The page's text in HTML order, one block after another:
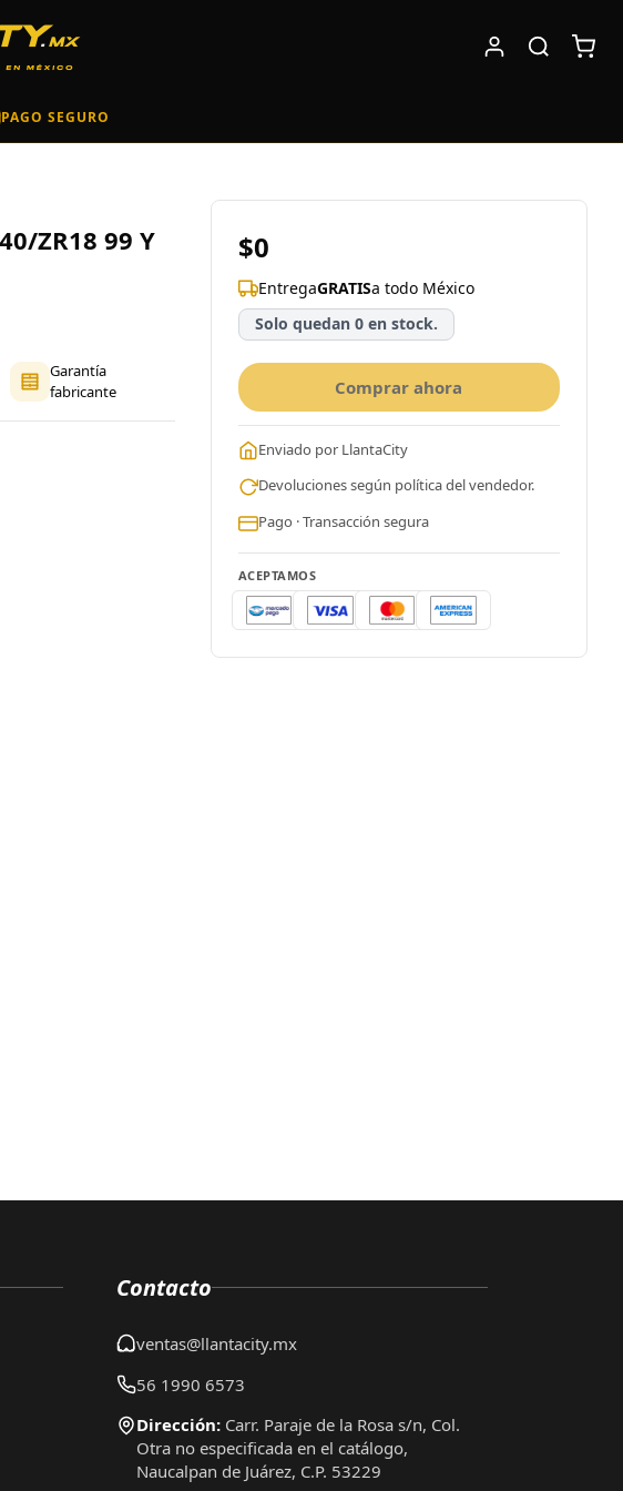
PAGO SEGURO
ZR18 99 Y
Garantía
fabricante
$0
EntregaGRATISa todo México
Solo quedan 0 en stock.
Comprar ahora
Enviado por LlantaCity
Devoluciones según política del vendedor.
Pago · Transacción segura
ACEPTAMOS
Contacto
ventas@llantacity.mx
56 1990 6573
Dirección: Carr. Paraje de la Rosa s/n, Col.
Otra no especificada en el catálogo,
Naucalpan de Juárez, C.P. 53229